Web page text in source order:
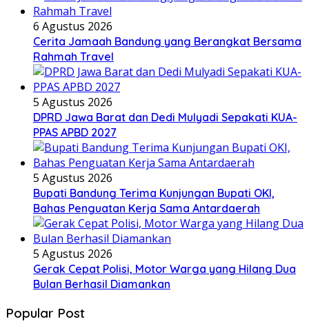
6 Agustus 2026
Cerita Jamaah Bandung yang Berangkat Bersama
Rahmah Travel
5 Agustus 2026
DPRD Jawa Barat dan Dedi Mulyadi Sepakati KUA-
PPAS APBD 2027
5 Agustus 2026
Bupati Bandung Terima Kunjungan Bupati OKI,
Bahas Penguatan Kerja Sama Antardaerah
5 Agustus 2026
Gerak Cepat Polisi, Motor Warga yang Hilang Dua
Bulan Berhasil Diamankan
Popular Post